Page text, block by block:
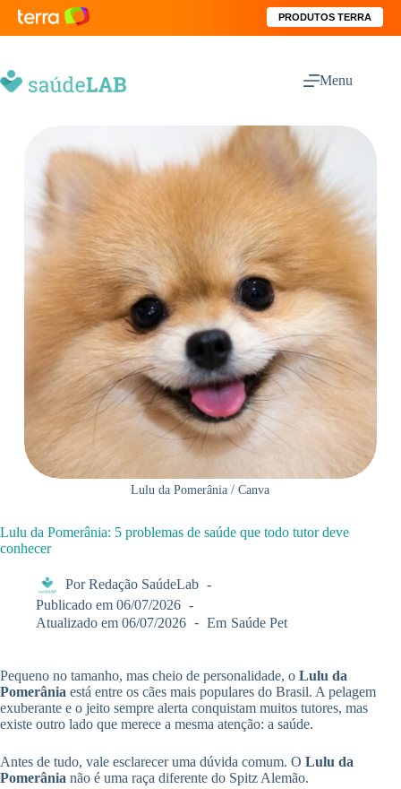
PRODUTOS TERRA
Menu
Lulu da Pomerânia / Canva
Lulu da Pomerânia: 5 problemas de saúde que todo tutor deve
conhecer
Por Redação SaúdeLab
Publicado em 06/07/2026
Atualizado em 06/07/2026 Em Saúde Pet
Pequeno no tamanho, mas cheio de personalidade, o Lulu da
Pomerânia está entre os cães mais populares do Brasil. A pelagem
exuberante e o jeito sempre alerta conquistam muitos tutores, mas
existe outro lado que merece a mesma atenção: a saúde.
Antes de tudo, vale esclarecer uma dúvida comum. O Lulu da
Pomerânia não é uma raça diferente do Spitz Alemão.